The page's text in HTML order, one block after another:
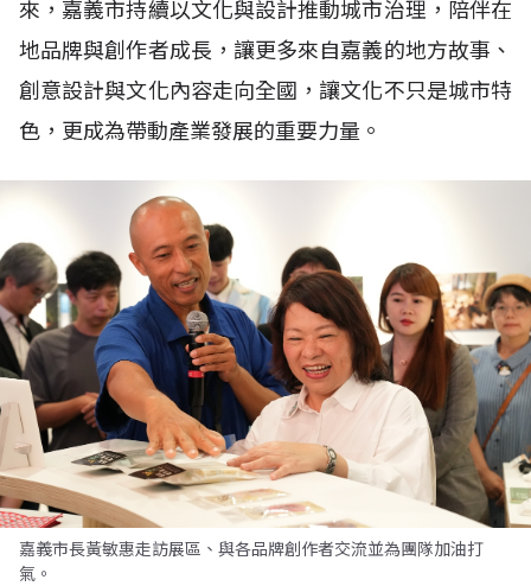
來，嘉義市持續以文化與設計推動城市治理，陪伴在
地品牌與創作者成長，讓更多來自嘉義的地方故事、
創意設計與文化內容走向全國，讓文化不只是城市特
色，更成為帶動產業發展的重要力量。
嘉義市長黃敏惠走訪展區、與各品牌創作者交流並為團隊加油打
氣。